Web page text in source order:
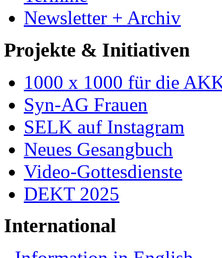
Newsletter + Archiv
Projekte & Initiativen
1000 x 1000 für die
Syn-AG Frauen
SELK auf Instagram
Neues Gesangbuch
Video-Gottesdienste
DEKT 2025
International